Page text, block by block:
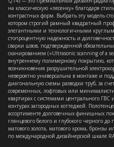
на классическую «лесенку» благодаря
контрастных форм. Выбрать эту модель
котором строгий рамный квадратный
элегантными и технологичными
стопроцентную надежность и
сварки швов, подтвержденной
сканированием («Ultrasonic scanning of a
внутреннему полимерному покрытию,
возникновения разрушительной
невероятно универсальна в монтаже и
диагональную схемы разводки труб, за
современных, лофтовых или
квартирах с системами центрального
контурах загородных коттеджей.
ассортименте долговечных финишных
глянцевого белого и глубокого черного
матового золота, матового хрома, бронзы
по международной дизайнерской шкале